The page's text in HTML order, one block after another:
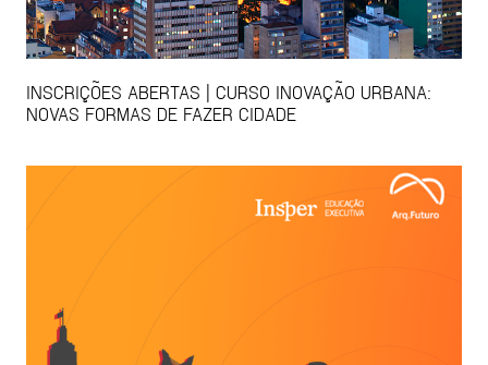
INSCRIÇÕES ABERTAS | CURSO INOVAÇÃO URBANA:
NOVAS FORMAS DE FAZER CIDADE